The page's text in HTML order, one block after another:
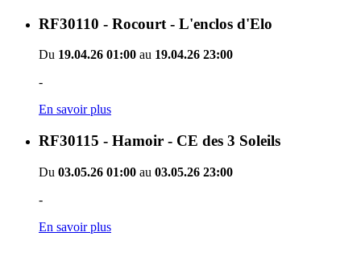
RF30110 - Rocourt - L'enclos d'Elo
Du 19.04.26 01:00 au 19.04.26 23:00
-
En savoir plus
RF30115 - Hamoir - CE des 3 Soleils
Du 03.05.26 01:00 au 03.05.26 23:00
-
En savoir plus